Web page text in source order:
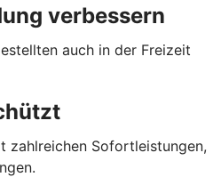
verbessern
auch in der Freizeit
zahlreichen Sofortleistungen,